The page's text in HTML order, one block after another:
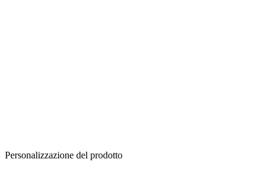
Personalizzazione del prodotto